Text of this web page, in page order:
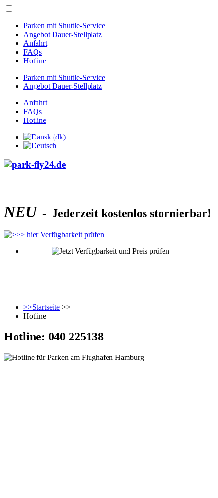
Parken mit Shuttle-Service
Angebot Dauer-Stellplatz
Anfahrt
FAQs
Hotline
Parken mit Shuttle-Service
Angebot Dauer-Stellplatz
Anfahrt
FAQs
Hotline
NEU - Jederzeit kostenlos stornierbar!
>>Startseite >>
Hotline
Hotline: 040 225138